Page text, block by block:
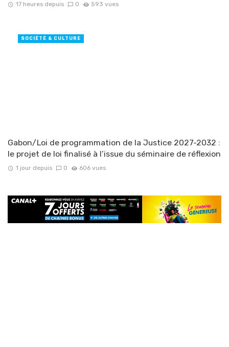
17 heures depuis 0 593 vues
Gabon/Loi de programmation de la Justice 2027-2032 :
le projet de loi finalisé à l’issue du séminaire de réflexion
1 jour depuis 0 606 vues
SOCIÉTÉ & CULTURE